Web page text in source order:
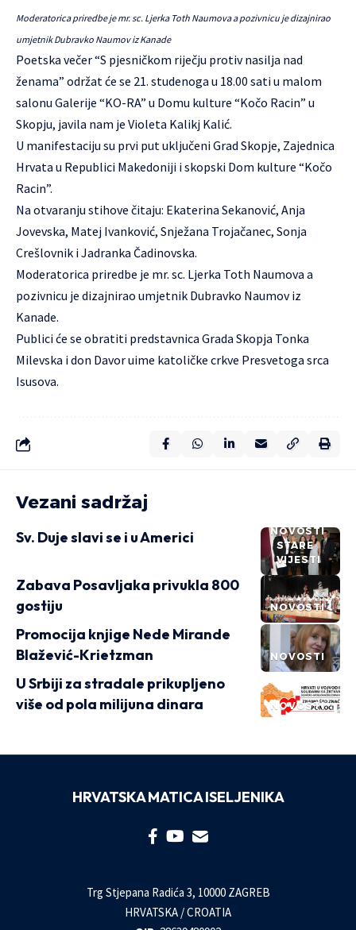
Moderatorica priredbe je mr. sc. Ljerka Toth Naumova a pozivnicu je dizajnirao
umjetnik Dubravko Naumov iz Kanade
Poetska večer “S pjesničkom riječju protiv nasilja nad
ženama” održat će se 21. studenoga u 18.00 sati u malom
salonu Galerije “KO-RA” u Domu kulture “Kočo Racin” u
Skopju, javila nam je Violeta Kalikj Kalić.
U manifestaciju su prvi put uključeni Grad Skopje, Zajednica
Hrvata u Republici Makedoniji i skopski Dom kulture “Kočo
Racin”.
Na otvaranju stihove čitaju: Ekaterina Sekanović, Anja
Jovevska, Matej Ivanković, Snježana Trojačanec, Sonja
Crešlovnik i Jadranka Čadinovska.
Moderatorica priredbe je mr. sc. Ljerka Toth Naumova a
pozivnicu je dizajnirao umjetnik Dubravko Naumov iz
Kanade.
Publici će se obratiti predstavnica Grada Skopja Tonka
Milevska i don Davor uime katoličke crkve Presvetoga srca
Isusova.
Vezani sadržaj
NOVOSTI
STARE
VIJESTI
Sv. Duje slavi se i u Americi
NOVOSTI
Zabava Posavljaka privukla 800
gostiju
NOVOSTI
Promocija knjige Nede Mirande
Blažević-Krietzman
NOVOSTI
U Srbiji za stradale prikupljeno
više od pola milijuna dinara
HRVATSKA MATICA ISELJENIKA
Trg Stjepana Radića 3, 10000 ZAGREB
HRVATSKA / CROATIA